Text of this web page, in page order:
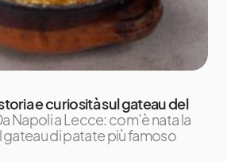
e curiosità sul gateau del
Napoli a Lecce: com’è nata la
gateau di patate più famoso